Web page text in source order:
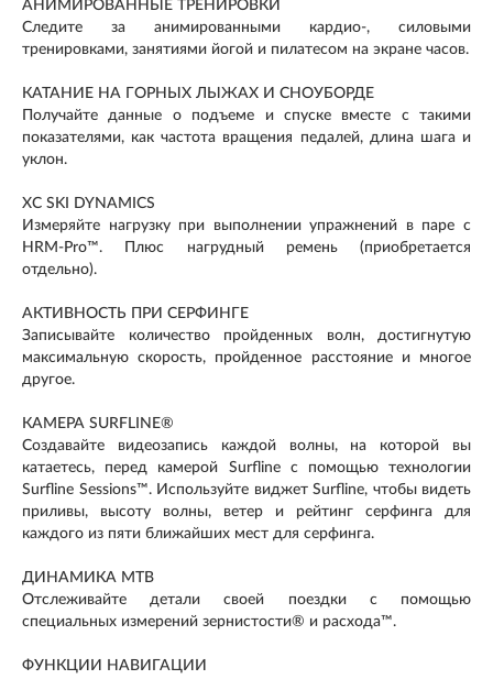
АНИМИРОВАННЫЕ ТРЕНИРОВКИ
Следите за анимированными кардио-, силовыми
тренировками, занятиями йогой и пилатесом на экране часов.
КАТАНИЕ НА ГОРНЫХ ЛЫЖАХ И СНОУБОРДЕ
Получайте данные о подъеме и спуске вместе с такими
показателями, как частота вращения педалей, длина шага и
уклон.
XC SKI DYNAMICS
Измеряйте нагрузку при выполнении упражнений в паре с
HRM-Pro™. Плюс нагрудный ремень (приобретается
отдельно).
АКТИВНОСТЬ ПРИ СЕРФИНГЕ
Записывайте количество пройденных волн, достигнутую
максимальную скорость, пройденное расстояние и многое
другое.
КАМЕРА SURFLINE®
Создавайте видеозапись каждой волны, на которой вы
катаетесь, перед камерой Surfline с помощью технологии
Surfline Sessions™. Используйте виджет Surfline, чтобы видеть
приливы, высоту волны, ветер и рейтинг серфинга для
каждого из пяти ближайших мест для серфинга.
ДИНАМИКА MTB
Отслеживайте детали своей поездки с помощью
специальных измерений зернистости® и расхода™.
ФУНКЦИИ НАВИГАЦИИ